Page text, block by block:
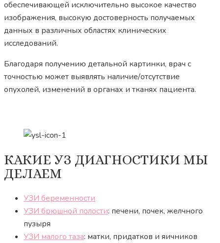
обеспечивающей исключительно высокое качество
изображения, высокую достоверность получаемых
данных в различных областях клинических
исследований.
Благодаря получению детальной картинки, врач с
точностью может выявлять наличие/отсутствие
опухолей, изменений в органах и тканях пациента.
КАКИЕ УЗ ДИАГНОСТИКИ МЫ
ДЕЛАЕМ
УЗИ беременности
УЗИ брюшной полости: печени, почек, желчного
пузыря
УЗИ малого таза: матки, придатков и яичников